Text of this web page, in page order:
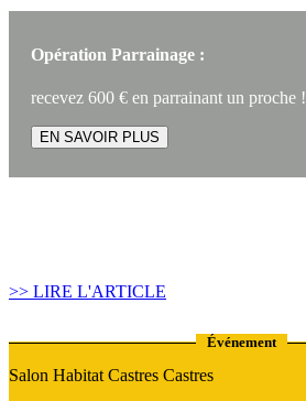
Opération Parrainage :
recevez 600 € en parrainant un proche !
EN SAVOIR PLUS
>> LIRE L'ARTICLE
Événement
Salon Habitat Castres Castres